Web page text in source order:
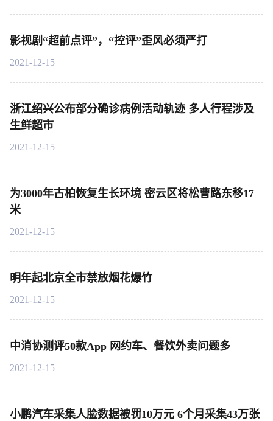
影视剧“超前点评”，“控评”歪风必须严打
2021-12-15
浙江绍兴公布部分确诊病例活动轨迹 多人行程涉及
生鲜超市
2021-12-15
为3000年古柏恢复生长环境 密云区将松曹路东移17
米
2021-12-15
明年起北京全市禁放烟花爆竹
2021-12-15
中消协测评50款App 网约车、餐饮外卖问题多
2021-12-15
小鹏汽车采集人脸数据被罚10万元 6个月采集43万张